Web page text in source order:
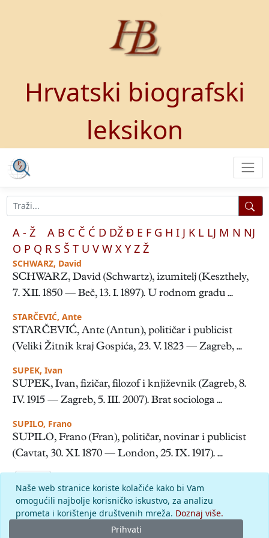
Hrvatski biografski
leksikon
A - Ž A B C Č Ć D DŽ Đ E F G H I J K L LJ M N NJ
O P Q R S Š T U V W X Y Z Ž
SCHWARZ, David
SCHWARZ, David (Schwartz), izumitelj (Keszthely,
7. XII. 1850 — Beč, 13. I. 1897). U rodnom gradu ...
STARČEVIĆ, Ante
STARČEVIĆ, Ante (Antun), političar i publicist
(Veliki Žitnik kraj Gospića, 23. V. 1823 — Zagreb, ...
SUPEK, Ivan
SUPEK, Ivan, fizičar, filozof i književnik (Zagreb, 8.
IV. 1915 — Zagreb, 5. III. 2007). Brat sociologa ...
SUPILO, Frano
SUPILO, Frano (Fran), političar, novinar i publicist
(Cavtat, 30. XI. 1870 — London, 25. IX. 1917). ...
slovo s: pronađenih odgovora: 4; vrijeme izvršavanja upita:
29 ms
Naše web stranice koriste kolačiće kako bi Vam
omogućili najbolje korisničko iskustvo, za analizu
prometa i korištenje društvenih mreža. Doznaj više.
Prihvati